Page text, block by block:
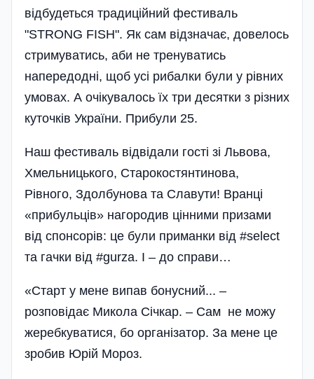
відбудеться традиційний фестиваль
"STRONG FISH". Як сам відзначає, довелось
стримуватись, аби не тренуватись
напередодні, щоб усі рибалки були у рівних
умовах. А очікувалось їх три десятки з різних
куточків України. Прибули 25.
Наш фестиваль відвідали гості зі Львова,
Хмельницького, Старокостянтинова,
Рівного, Здолбунова та Славути! Вранці
«прибульців» нагородив цінними призами
від спонсорів: це були приманки від #select
та гачки від #gurza. І – до справи…
«Старт у мене випав бонусний... –
розповідає Микола Січкар. – Сам не можу
жеребкуватися, бо організатор. За мене це
зробив Юрій Мороз.